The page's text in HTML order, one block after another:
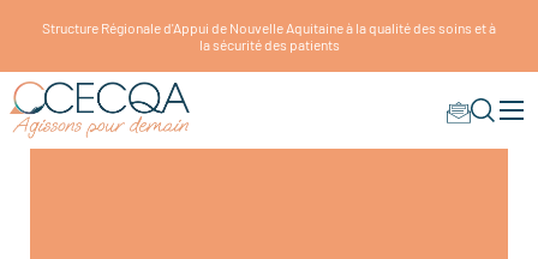
Structure Régionale d'Appui de Nouvelle Aquitaine à la qualité des soins et à
la sécurité des patients